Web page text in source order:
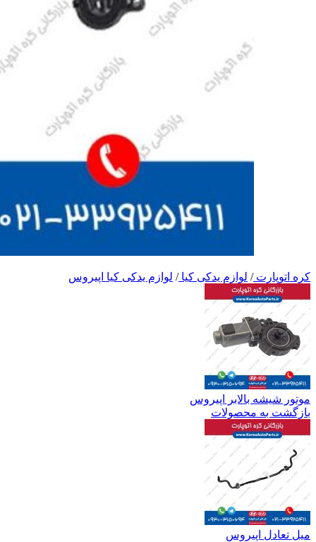
کره اتوپارت/ لوازم یدکی کیا/ لوازم یدکی کیا اپیروس
موتور شیشه بالابر اپیروس
بازگشت به محصولات
میل تعادل اپیروس